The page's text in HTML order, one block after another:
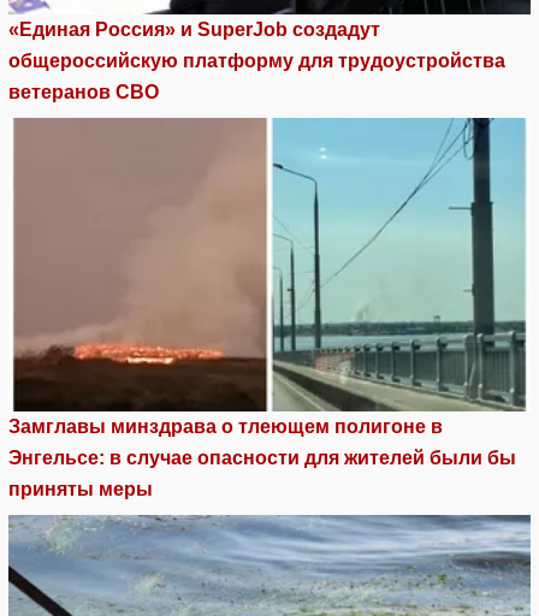
«Единая Россия» и SuperJob создадут
общероссийскую платформу для трудоустройства
ветеранов СВО
Замглавы минздрава о тлеющем полигоне в
Энгельсе: в случае опасности для жителей были бы
приняты меры